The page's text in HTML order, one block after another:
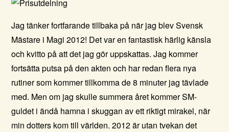
Jag tänker fortfarande tillbaka på när jag blev Svensk
Mästare i Magi 2012! Det var en fantastisk härlig känsla
och kvitto på att det jag gör uppskattas. Jag kommer
fortsätta putsa på den akten och har redan flera nya
rutiner som kommer tillkomma de 8 minuter jag tävlade
med. Men om jag skulle summera året kommer SM-
guldet i ändå hamna i skuggan av ett riktigt mirakel, när
min dotters kom till världen. 2012 är utan tvekan det